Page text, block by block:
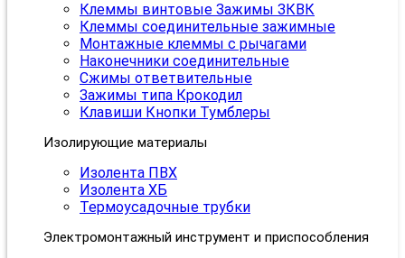
Клеммы винтовые Зажимы ЗКВК
Клеммы соединительные зажимные
Монтажные клеммы с рычагами
Наконечники соединительные
Сжимы ответвительные
Зажимы типа Крокодил
Клавиши Кнопки Тумблеры
Изолирующие материалы
Изолента ПВХ
Изолента ХБ
Термоусадочные трубки
Электромонтажный инструмент и приспособления